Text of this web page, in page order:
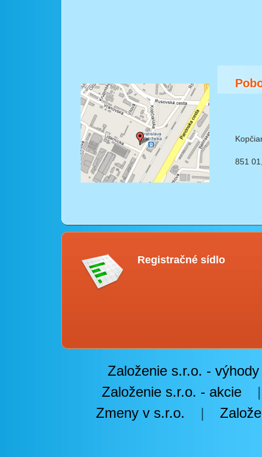
851
Registračné sídlo
Založenie s.r.o. - výhody
Založenie s.r.o. - akcie
Zmeny v s.r.o.
|